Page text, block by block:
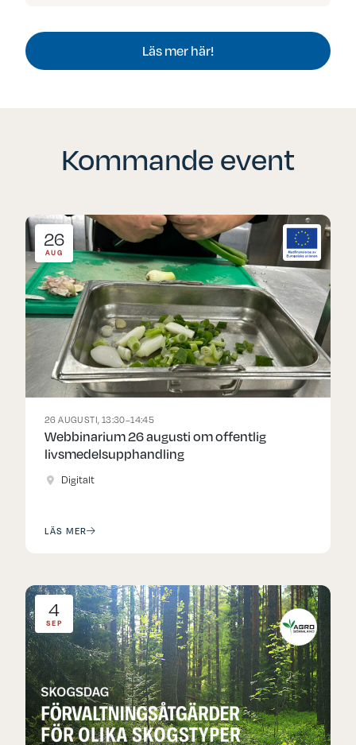
Läs mer här!
Kommande event
26
AUG
26 AUGUSTI, 13:30–14:45
Webbinarium 26 augusti om offentlig
livsmedelsupphandling
Digitalt
LÄS MER
4
SEP